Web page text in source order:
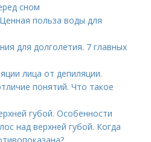
сном
польза воды для
для долголетия. 7 главных
лица от депиляции.
понятий. Что такое
губой. Особенности
над верхней губой. Когда